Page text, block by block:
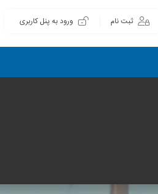
ثبت نام ورود به پنل کاربری